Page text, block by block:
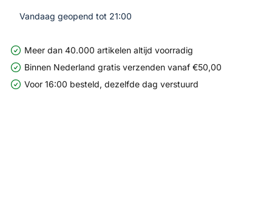
Vandaag geopend tot 21:00
Meer dan 40.000 artikelen altijd voorradig
Binnen Nederland gratis verzenden vanaf €50,00
Voor 16:00 besteld, dezelfde dag verstuurd